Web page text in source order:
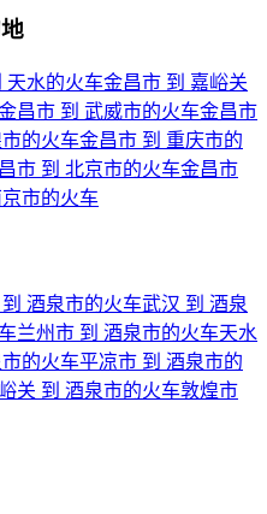
天水的火车金昌市 到 嘉峪关
昌市 到 武威市的火车金昌市
的火车金昌市 到 重庆市的
市 到 北京市的火车金昌市
市的火车
酒泉市的火车武汉 到 酒泉
兰州市 到 酒泉市的火车天水
的火车平凉市 到 酒泉市的
关 到 酒泉市的火车敦煌市